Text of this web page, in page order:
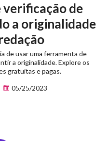
verificação de
a originalidade
de usar uma ferramenta de
a originalidade. Explore os
gratuitas e pagas.
05/25/2023